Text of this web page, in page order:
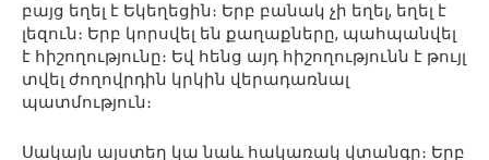
բայց եղել է Եկեղեցին։ Երբ բանակ չի եղել, եղել է
լեզուն։ Երբ կորսվել են քաղաքները, պահպանվել
է հիշողությունը։ Եվ հենց այդ հիշողությունն է թույլ
տվել ժողովրդին կրկին վերադառնալ
պատմություն։
Սակայն այստեղ կա նաև հակառակ վտանգը։ Երբ